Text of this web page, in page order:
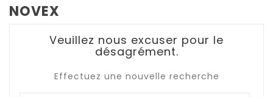
NOVEX
Veuillez nous excuser pour le
désagrément.
Effectuez une nouvelle recherche